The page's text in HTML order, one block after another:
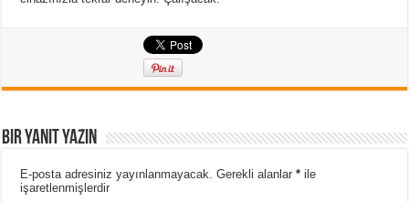
Bir yanıt yazın
E-posta adresiniz yayınlanmayacak. Gerekli alanlar* ile
işaretlenmişlerdir